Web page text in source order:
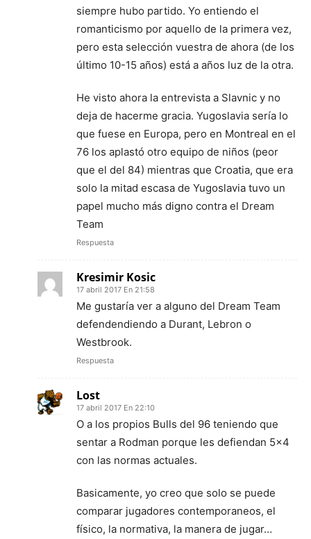
siempre hubo partido. Yo entiendo el
romanticismo por aquello de la primera vez,
pero esta selección vuestra de ahora (de los
último 10-15 años) está a años luz de la otra.
He visto ahora la entrevista a Slavnic y no
deja de hacerme gracia. Yugoslavia sería lo
que fuese en Europa, pero en Montreal en el
76 los aplastó otro equipo de niños (peor
que el del 84) mientras que Croatia, que era
solo la mitad escasa de Yugoslavia tuvo un
papel mucho más digno contra el Dream
Team
Respuesta
Kresimir Kosic
17 abril 2017 En 21:58
Me gustaría ver a alguno del Dream Team
defendendiendo a Durant, Lebron o
Westbrook.
Respuesta
Lost
17 abril 2017 En 22:10
O a los propios Bulls del 96 teniendo que
sentar a Rodman porque les defiendan 5×4
con las normas actuales.
Basicamente, yo creo que solo se puede
comparar jugadores contemporaneos, el
físico, la normativa, la manera de jugar…